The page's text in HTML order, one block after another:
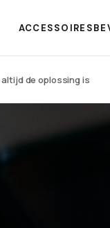
ACCESSOIRES
de oplossing is